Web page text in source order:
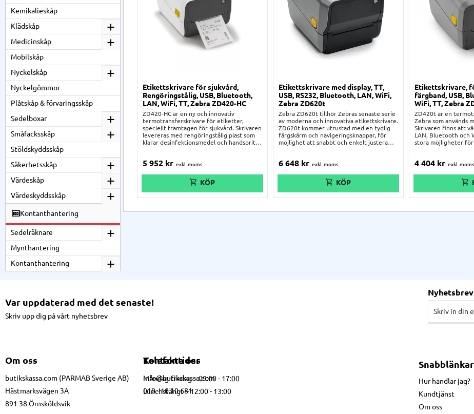
Etikettskrivare för sjukvård,
Rengöringstålig, USB, Bluetooth,
LAN, WiFi, TT, Zebra ZD420-HC
ZD420-HC är en ny och innovativ
termotransferskrivare för etiketter,
speciellt framtagen för sjukvård. Skrivaren
levereras med rengöringstålig plast som
klarar desinfektionsmedel och handsprit,
skrivaren. Även strömadaptern är IEC-
medicinska miljöer. ZD420-HC är som
standard utrustad med USB-anslutning,
samt LAN-anslutning eller WiFi &
Bluetooth som tillval.
5 952 kr
Etikettskrivare med display, TT,
USB, RS232, Bluetooth, LAN, WiFi,
Zebra ZD620t
Zebra ZD620t tillhör Zebras senaste serie
av moderna och innovativa etikettskrivare.
ZD620t kommer utrustad med en tydlig
färgskärm och navigeringsknappar, för
möjlighet att snabbt och enkelt justera
färgband (vax, harts eller vax-harts) på
bakåtkompatibel med alla Zebras tidigare
desktop-modeller, t.ex. GK420t, GX430t,
TLP2844, mm.
6 648 kr
Etikettskrivare,
färgband, USB,
WiFi, TT, Zebra
ZD420t är en
Zebra som används
Skrivaren finns att
LAN, Bluetooth och
stora möjligheter
etiketter på rullar
centrerade eller
4 404 kr
Kemikalieskåp
Klädskåp
Medicinskåp
Mobilskåp
Nyckelskåp
Nyckelgömmor
Plåtskåp & förvaringsskåp
Sedelboxar
Småfacksskåp
Stöldskyddsskåp
Säkerhetsskåp
Värdeskåp
Värdeskyddsskåp
Kontanthantering
Sedelräknare
Mynthantering
Kontanthantering
Var uppdaterad med det senaste!
Skriv upp dig på vårt nyhetsbrev
Nyhetsbrev
Om oss
butikskassa.com (PARMAB Sverige AB)
Hästmarksvägen 3A
891 38 Örnsköldsvik
Kontakta oss
info@butikskassa.com
010 - 10 10 681
Telefontider
Måndag-fredag – 09:00 - 17:00
Lunchstängt – 12:00 - 13:00
Snabblänkar
Hur handlar jag?
Kundtjänst
Om oss